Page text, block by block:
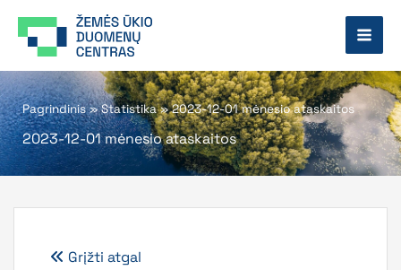
prie
Pagrindinis»Statistika»2023-12-01 mėnesio ataskaitos
2023-12-01 mėnesio ataskaitos
Grįžti atgal